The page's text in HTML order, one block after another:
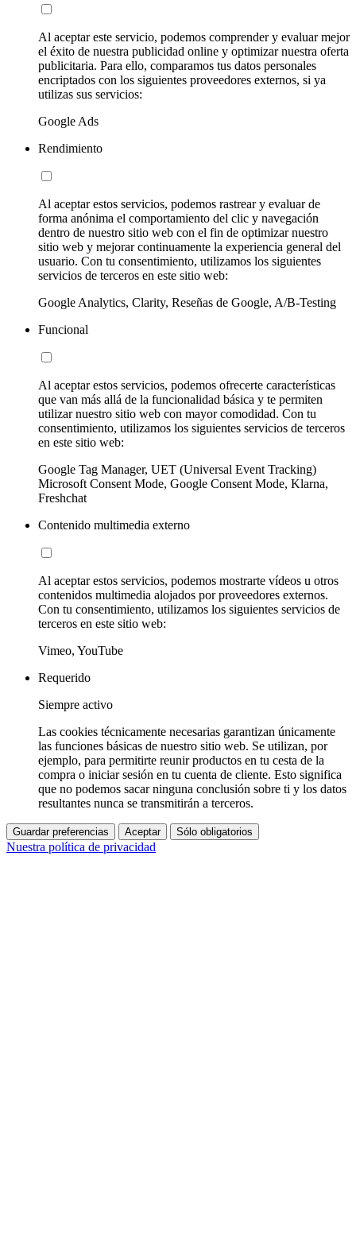
Al aceptar este servicio, podemos comprender y evaluar mejor
el éxito de nuestra publicidad online y optimizar nuestra oferta
publicitaria. Para ello, comparamos tus datos personales
encriptados con los siguientes proveedores externos, si ya
utilizas sus servicios:
Google Ads
Rendimiento
Al aceptar estos servicios, podemos rastrear y evaluar de
forma anónima el comportamiento del clic y navegación
dentro de nuestro sitio web con el fin de optimizar nuestro
sitio web y mejorar continuamente la experiencia general del
usuario. Con tu consentimiento, utilizamos los siguientes
servicios de terceros en este sitio web:
Google Analytics, Clarity, Reseñas de Google, A/B-Testing
Funcional
Al aceptar estos servicios, podemos ofrecerte características
que van más allá de la funcionalidad básica y te permiten
utilizar nuestro sitio web con mayor comodidad. Con tu
consentimiento, utilizamos los siguientes servicios de terceros
en este sitio web:
Google Tag Manager, UET (Universal Event Tracking)
Microsoft Consent Mode, Google Consent Mode, Klarna,
Freshchat
Contenido multimedia externo
Al aceptar estos servicios, podemos mostrarte vídeos u otros
contenidos multimedia alojados por proveedores externos.
Con tu consentimiento, utilizamos los siguientes servicios de
terceros en este sitio web:
Vimeo, YouTube
Requerido
Siempre activo
Las cookies técnicamente necesarias garantizan únicamente
las funciones básicas de nuestro sitio web. Se utilizan, por
ejemplo, para permitirte reunir productos en tu cesta de la
compra o iniciar sesión en tu cuenta de cliente. Esto significa
que no podemos sacar ninguna conclusión sobre ti y los datos
resultantes nunca se transmitirán a terceros.
Guardar preferencias Aceptar Sólo obligatorios
Nuestra política de privacidad